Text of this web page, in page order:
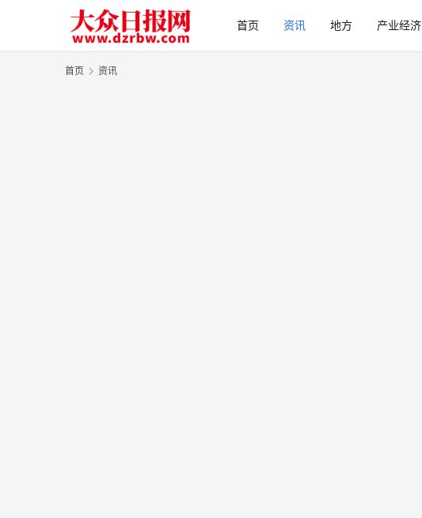
首页 资讯 地方 产业经济
首页 资讯